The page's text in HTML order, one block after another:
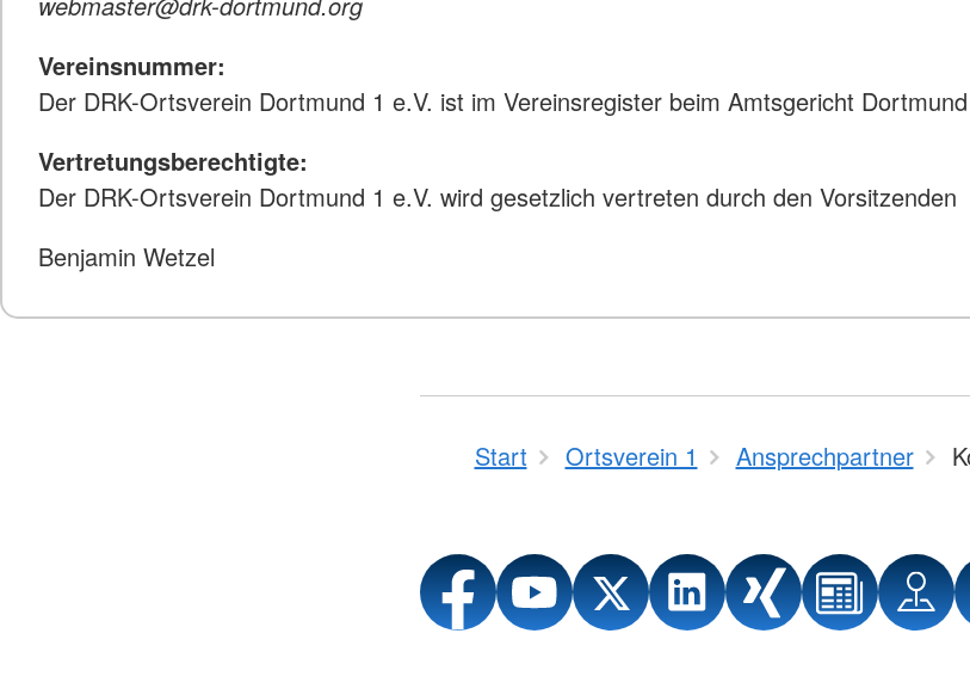
Vereinsnummer:
Der DRK-Ortsverein Dortmund 1 e.V. ist im Vereinsregister beim Amtsgericht
Vertretungsberechtigte:
Der DRK-Ortsverein Dortmund 1 e.V. wird gesetzlich vertreten durch den Vorsitzenden
Benjamin Wetzel
Start Ortsverein 1 Ansprechpartner